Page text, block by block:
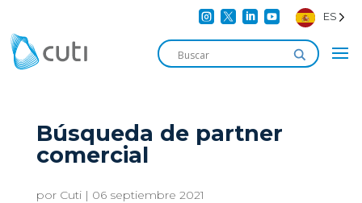
    ES
Búsqueda de partner
comercial
por Cuti| 06 septiembre 2021